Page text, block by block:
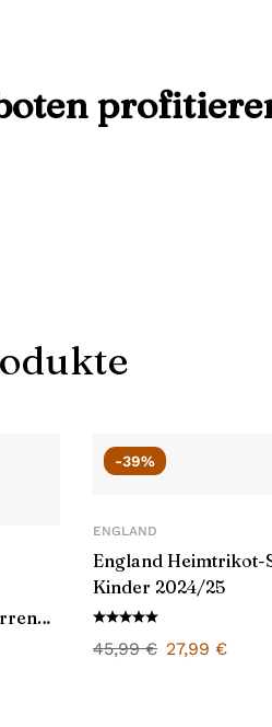
-39%
ENGLAND
England Heimtrikot-
Kinder 2024/25
45,99€ 27,99 €